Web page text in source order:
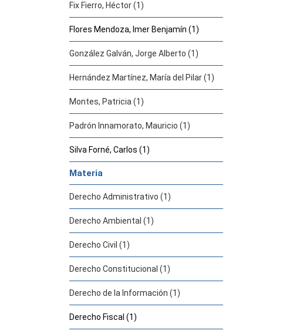
Fix Fierro, Héctor (1)
Flores Mendoza, Imer Benjamín (1)
González Galván, Jorge Alberto (1)
Hernández Martínez, María del Pilar (1)
Montes, Patricia (1)
Padrón Innamorato, Mauricio (1)
Silva Forné, Carlos (1)
Materia
Derecho Administrativo (1)
Derecho Ambiental (1)
Derecho Civil (1)
Derecho Constitucional (1)
Derecho de la Información (1)
Derecho Fiscal (1)